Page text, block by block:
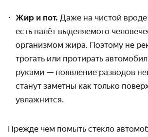
Жир и пот. Даже на чистой
есть налёт выделяемого
организмом жира. Поэтому не
трогать или протирать
руками — появление разводов
станут заметны как только
увлажнится.
Прежде чем помыть стекло